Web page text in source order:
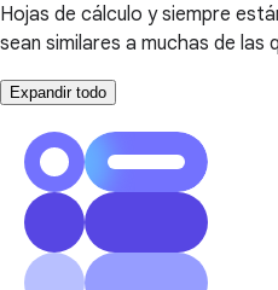
Hojas de cálculo y siempre
sean similares a muchas de las
Expandir todo